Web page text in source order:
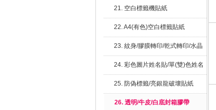
21. 空白標籤機貼紙
22. A4(有色)空白標籤貼紙
23. 紋身/膠膜轉印/乾式轉印/水晶
24. 彩色圖片姓名貼/單(雙)色姓名
25. 防偽標籤/亮銀龍破壞貼紙
26. 透明/牛皮/白底封箱膠帶